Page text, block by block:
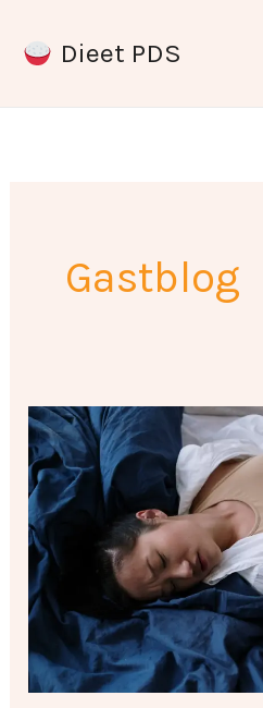
naar
Dieet PDS
Gastblog
Probeer
eens
acupunctuur
of
hypnotherapie
bij
Prikkelbare
Darm
Syndroom